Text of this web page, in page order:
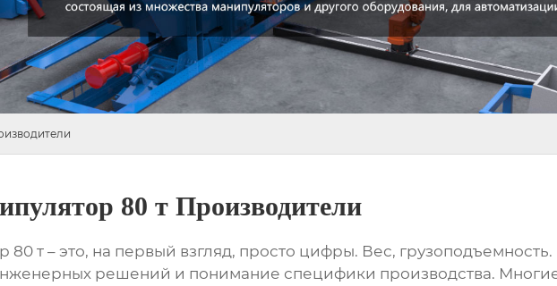
80 т Производители
80 т– это, на первый взгляд, просто цифры. Вес,
решений и понимание специфики производства.